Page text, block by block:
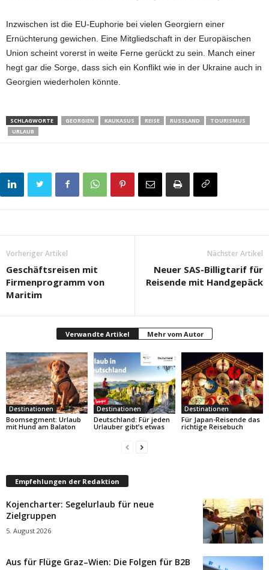
Inzwischen ist die EU-Euphorie bei vielen Georgiern einer
Ernüchterung gewichen. Eine Mitgliedschaft in der Europäischen
Union scheint vorerst in weite Ferne gerückt zu sein. Manch einer
hegt gar die Sorge, dass sich ein Konflikt wie in der Ukraine auch in
Georgien wiederholen könnte.
SCHLAGWORTE GEORGIEN KAUKASUS REISE RUSSLAND
TOURISMUS
URLAUB
Vorheriger Artikel
Geschäftsreisen mit
Firmenprogramm von
Maritim
Nächster Artikel
Neuer SAS-Billigtarif für
Reisende mit Handgepäck
Verwandte Artikel Mehr vom Autor
Destinationen
Boomsegment: Urlaub
mit Hund am Balaton
Destinationen
Deutschland: Für jeden
Urlauber gibt’s etwas
Destinationen
Für Japan-Reisende das
richtige Reisebuch
Empfehlungen der Redaktion
Kojencharter: Segelurlaub für neue
Zielgruppen
5. August 2026
Aus für Flüge Graz–Wien: Die Folgen für B2B